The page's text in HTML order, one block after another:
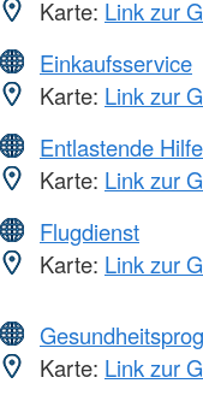
Karte: Link zur
Einkaufsservice
Karte: Link zur
Entlastende
Karte: Link zur
Flugdienst
Karte: Link zur
Karte: Link zur